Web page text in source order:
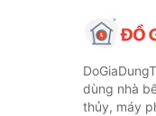
dùng nhà
thủy, máy